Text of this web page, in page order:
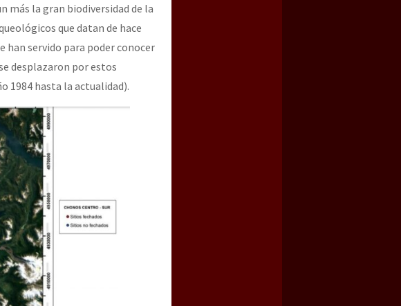
más la gran biodiversidad de la
que datan de hace
han servido para poder conocer
desplazaron por estos
1984 hasta la actualidad).